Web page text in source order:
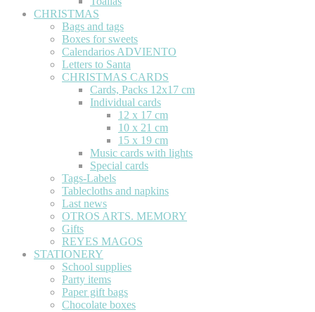
CHRISTMAS
Bags and tags
Boxes for sweets
Calendarios ADVIENTO
Letters to Santa
CHRISTMAS CARDS
Cards, Packs 12x17 cm
Individual cards
12 x 17 cm
10 x 21 cm
15 x 19 cm
Music cards with lights
Special cards
Tags-Labels
Tablecloths and napkins
Last news
OTROS ARTS. MEMORY
Gifts
REYES MAGOS
STATIONERY
School supplies
Party items
Paper gift bags
Chocolate boxes